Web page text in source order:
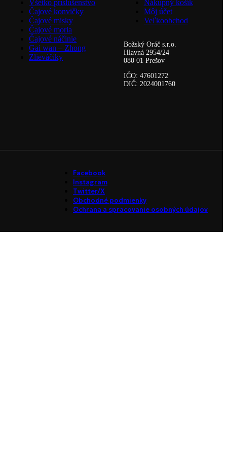
Všetko príslušenstvo
Čajové konvičky
Čajové misky
Čajové moria
Čajové náčinie
Gai wan – Zhong
Zlieváčiky
Nákupný košík
Môj účet
Veľkoobchod
Božský Oráč s.r.o.
Hlavná 2954/24
080 01 Prešov
IČO: 47601272
DIČ: 2024001760
Facebook
Instagram
Twitter/X
Obchodné podmienky
Ochrana a spracovanie osobných údajov